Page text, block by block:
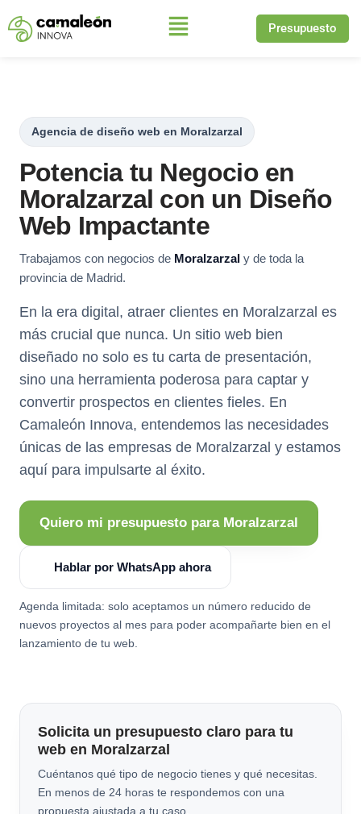
Saltar
Presupuesto
Agencia de diseño web en Moralzarzal
Potencia tu Negocio en
Moralzarzal con un Diseño
Web Impactante
Trabajamos con negocios de Moralzarzal y de toda la
provincia de Madrid.
En la era digital, atraer clientes en Moralzarzal es
más crucial que nunca. Un sitio web bien
diseñado no solo es tu carta de presentación,
sino una herramienta poderosa para captar y
convertir prospectos en clientes fieles. En
Camaleón Innova, entendemos las necesidades
únicas de las empresas de Moralzarzal y estamos
aquí para impulsarte al éxito.
Quiero mi presupuesto para Moralzarzal
Hablar por WhatsApp ahora
Agenda limitada: solo aceptamos un número reducido de
nuevos proyectos al mes para poder acompañarte bien en el
lanzamiento de tu web.
Solicita un presupuesto claro para tu
web en Moralzarzal
Cuéntanos qué tipo de negocio tienes y qué necesitas.
En menos de 24 horas te respondemos con una
propuesta ajustada a tu caso.